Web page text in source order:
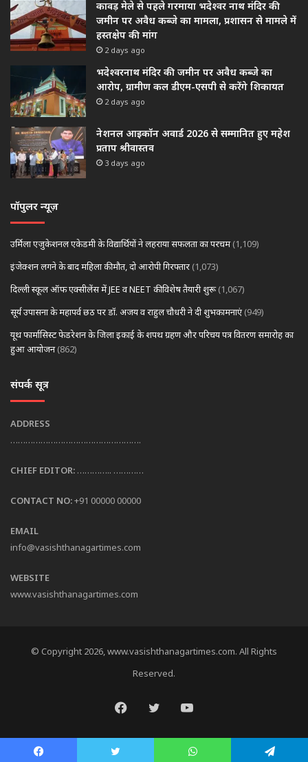
कावड़ मेले से पहले गरमाया भदेश्वर नाथ मंदिर की
जमीन पर अवैध कब्जे का मामला, प्रशासन से मामले में
हस्तक्षेप की मांग
2 days ago
भदेश्वरनाथ मंदिर की जमीन पर अवैध कब्जे का
आरोप, ग्रामीण कल डीएम-एसपी से करेंगे शिकायत
2 days ago
नेशनल आइकॉन अवार्ड 2026 से सम्मानित हुए महेश
प्रताप श्रीवास्तव
3 days ago
पॉपुलर न्यूज़
उर्मिला एजुकेशनल एकेडमी के विद्यार्थियों ने लहराया सफलता का परचम (1,109)
इंजेक्शन लगने के बाद महिला की मौत, दो आरोपी गिरफ्तार (1,073)
दिल्ली स्कूल ऑफ एक्सीलेंस में JEE व NEET की विशेष तैयारी शुरू (1,067)
सूर्य उपासना के महापर्व छठ पर डॉ. अजय व राहुल चौधरी ने दी शुभकामनाएं (949)
यूथ फार्मासिस्ट फेडरेशन के जिला इकाई के शपथ ग्रहण और परिचय पत्र वितरण समारोह का
हुआ आयोजन (862)
संपर्क सूत्र
ADDRESS
…………………………………………….
CHIEF EDITOR: ………….. …………
CONTACT NO:+91 00000 00000
EMAIL
info@vasishthanagartimes.com
WEBSITE
www.vasishthanagartimes.com
© Copyright 2026, www.vasishthanagartimes.com. All Rights
Reserved.
Facebook
TwitterYouTube